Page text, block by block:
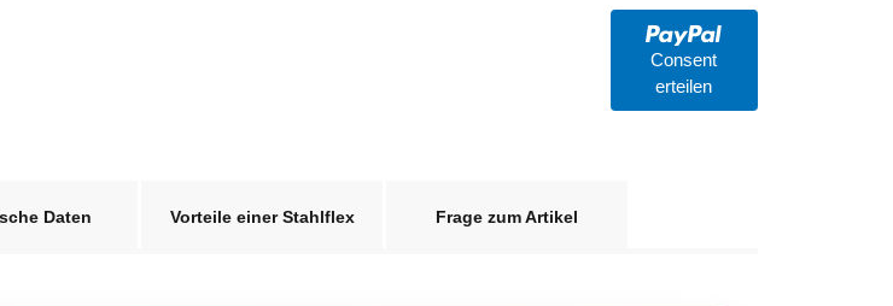
Consent
erteilen
Daten Vorteile einer Stahlflex Frage zum Artikel